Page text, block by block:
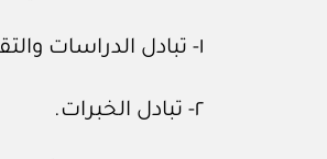
١- تبادل الدراسات والتقارير والمطبوعات والمنشورات.
٢- تبادل الخبرات.